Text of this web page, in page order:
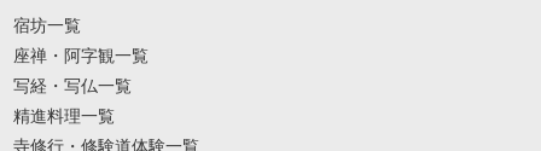
宿坊一覧
座禅・阿字観一覧
写経・写仏一覧
精進料理一覧
寺修行・修験道体験一覧